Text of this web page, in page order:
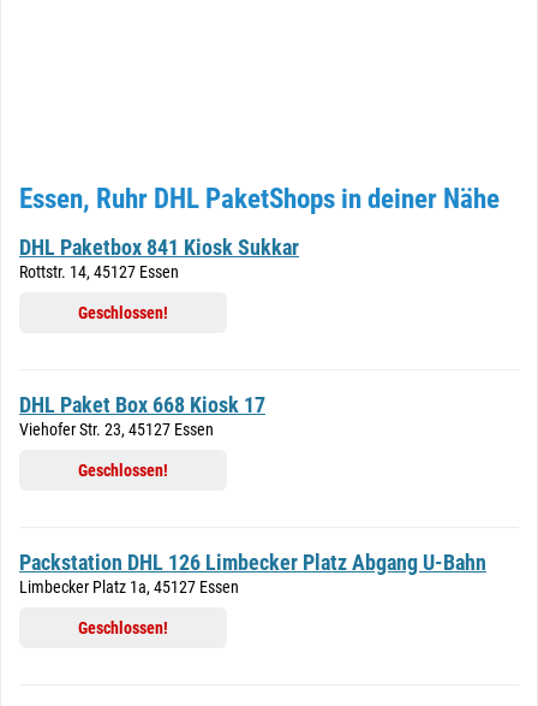
Essen, Ruhr DHL PaketShops in deiner Nähe
DHL Paketbox 841 Kiosk Sukkar
Rottstr. 14, 45127 Essen
Geschlossen!
DHL Paket Box 668 Kiosk 17
Viehofer Str. 23, 45127 Essen
Geschlossen!
Packstation DHL 126 Limbecker Platz Abgang U-Bahn
Limbecker Platz 1a, 45127 Essen
Geschlossen!